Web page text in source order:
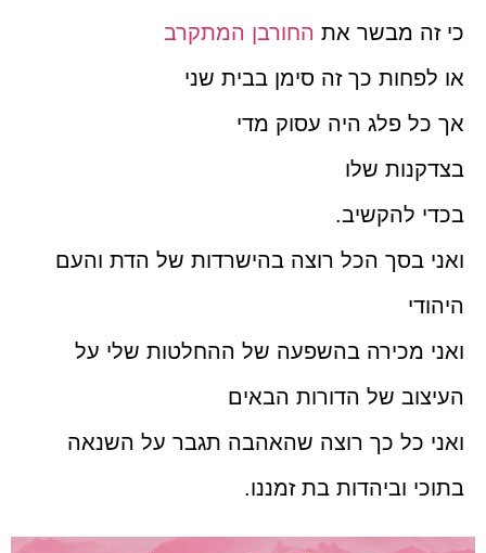
כי זה מבשר את החורבן המתקרב
או לפחות כך זה סימן בבית שני
אך כל פלג היה עסוק מדי
בצדקנות שלו
בכדי להקשיב.
ואני בסך הכל רוצה בהישרדות של הדת והעם
היהודי
ואני מכירה בהשפעה של ההחלטות שלי על
העיצוב של הדורות הבאים
ואני כל כך רוצה שהאהבה תגבר על השנאה
בתוכי וביהדות בת זמננו.